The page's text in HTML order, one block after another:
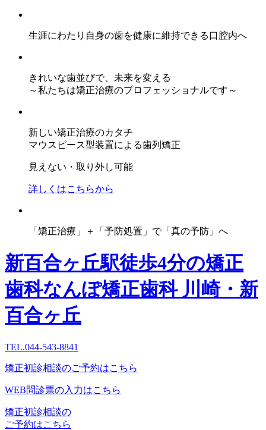
生涯にわたり自身の歯を健康に維持できる口腔内へ
きれいな歯並びで、未来を変える
～私たちは矯正治療のプロフェッショナルです～
新しい矯正治療のカタチ
マウスピース型装置による歯列矯正
見えない・取り外し可能
詳しくはこちらから
「矯正治療」＋「予防処置」で「真の予防」へ
新百合ヶ丘駅徒歩4分の矯正
歯科なんぽ矯正歯科 川崎・新
百合ヶ丘
TEL.044-543-8841
矯正初診相談のご予約はこちら
WEB問診票の入力はこちら
矯正初診相談の
ご予約はこちら